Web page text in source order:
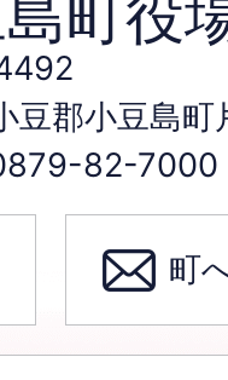
豆郡小豆島
82-7000
町